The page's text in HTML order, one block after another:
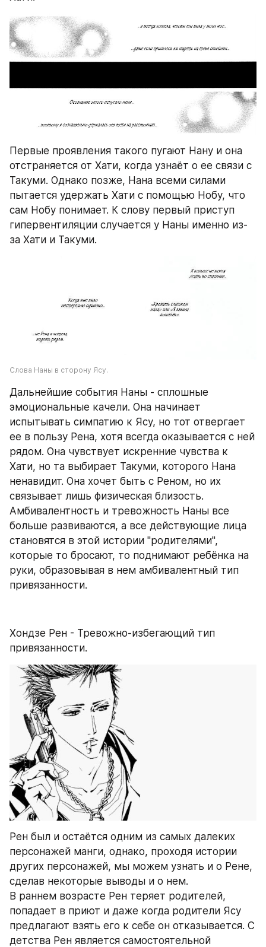
Первые проявления такого пугают Нану и она
отстраняется от Хати, когда узнаёт о ее связи с
Такуми. Однако позже, Нана всеми силами
пытается удержать Хати с помощью Нобу, что
сам Нобу понимает. К слову первый приступ
гипервентиляции случается у Наны именно из-
за Хати и Такуми.
Слова Наны в сторону Ясу.
Дальнейшие события Наны - сплошные
эмоциональные качели. Она начинает
испытывать симпатию к Ясу, но тот отвергает
ее в пользу Рена, хотя всегда оказывается с ней
рядом. Она чувствует искренние чувства к
Хати, но та выбирает Такуми, которого Нана
ненавидит. Она хочет быть с Реном, но их
связывает лишь физическая близость.
Амбивалентность и тревожность Наны все
больше развиваются, а все действующие лица
становятся в этой истории "родителями",
которые то бросают, то поднимают ребёнка на
руки, образовывая в нем амбивалентный тип
привязанности.
Хондзе Рен - Тревожно-избегающий тип
привязанности.
Рен был и остаётся одним из самых далеких
персонажей манги, однако, проходя истории
других персонажей, мы можем узнать и о Рене,
сделав некоторые выводы и о нем.
В раннем возрасте Рен теряет родителей,
попадает в приют и даже когда родители Ясу
предлагают взять его к себе он отказывается. С
детства Рен является самостоятельной